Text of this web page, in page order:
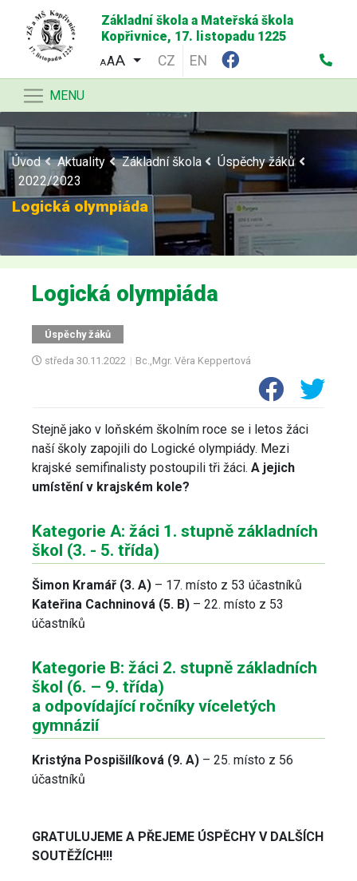
Základní škola a Mateřská škola
Kopřivnice, 17. listopadu 1225
AA CZ EN
MENU
Úvod Aktuality Základní škola
Úspěchy žáků
2022/2023
Logická olympiáda
Logická olympiáda
Úspěchy žáků
středa 30.11.2022 | Bc.,Mgr. Věra Keppertová
Stejně jako v loňském školním roce se i letos žáci
naší školy zapojili do Logické olympiády. Mezi
krajské semifinalisty postoupili tři žáci. A jejich
umístění v krajském kole?
Kategorie A: žáci 1. stupně základních
škol (3. - 5. třída)
Šimon Kramář (3. A) – 17. místo z 53 účastníků
Kateřina Cachninová (5. B) – 22. místo z 53
účastníků
Kategorie B: žáci 2. stupně základních
škol (6. – 9. třída)
a odpovídající ročníky víceletých
gymnázií
Kristýna Pospišilíková (9. A) – 25. místo z 56
účastníků
GRATULUJEME A PŘEJEME ÚSPĚCHY V DALŠÍCH
SOUTĚŽÍCH!!!